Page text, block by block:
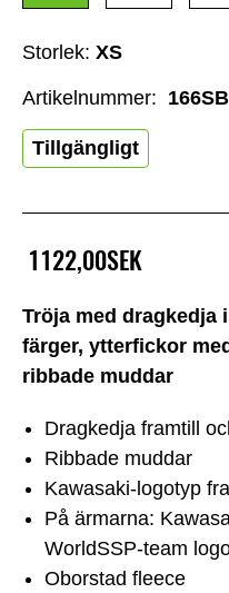
Tröja med dragkedja
färger, ytterfickor
ribbade muddar
Dragkedja framtill
Ribbade muddar
Kawasaki-logotyp
På ärmarna:
WorldSSP-team
Oborstad fleece
1122,00SEK
Storlek: XS
Tillgängligt
Artikelnummer: